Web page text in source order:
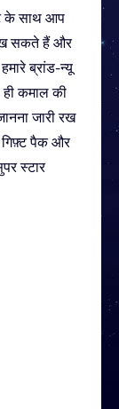
के साथ आप
सकते हैं और
ब्रांड-न्यू
ही कमाल की
जारी रख
पैक और
स्टार